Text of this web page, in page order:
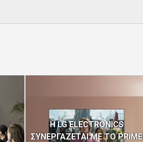
H LG ELECTRONICS
ΣΥΝΕΡΓΑΖΕΤΑΙ ΜΕ ΤΟ PRIME